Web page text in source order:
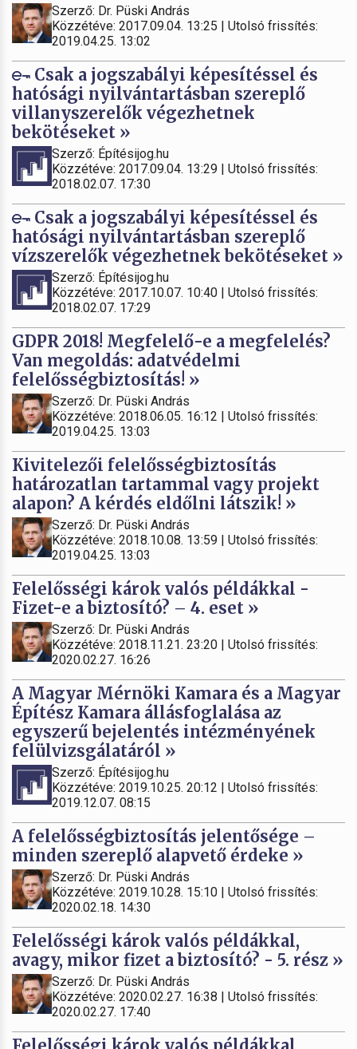
Szerző: Dr. Püski András
Közzétéve: 2017.09.04. 13:25 | Utolsó frissítés:
2019.04.25. 13:02
Csak a jogszabályi képesítéssel és
hatósági nyilvántartásban szereplő
villanyszerelők végezhetnek
bekötéseket »
Szerző: Építésijog.hu
Közzétéve: 2017.09.04. 13:29 | Utolsó frissítés:
2018.02.07. 17:30
Csak a jogszabályi képesítéssel és
hatósági nyilvántartásban szereplő
vízszerelők végezhetnek bekötéseket »
Szerző: Építésijog.hu
Közzétéve: 2017.10.07. 10:40 | Utolsó frissítés:
2018.02.07. 17:29
GDPR 2018! Megfelelő-e a megfelelés?
Van megoldás: adatvédelmi
felelősségbiztosítás! »
Szerző: Dr. Püski András
Közzétéve: 2018.06.05. 16:12 | Utolsó frissítés:
2019.04.25. 13:03
Kivitelezői felelősségbiztosítás
határozatlan tartammal vagy projekt
alapon? A kérdés eldőlni látszik! »
Szerző: Dr. Püski András
Közzétéve: 2018.10.08. 13:59 | Utolsó frissítés:
2019.04.25. 13:03
Felelősségi károk valós példákkal -
Fizet-e a biztosító? – 4. eset »
Szerző: Dr. Püski András
Közzétéve: 2018.11.21. 23:20 | Utolsó frissítés:
2020.02.27. 16:26
A Magyar Mérnöki Kamara és a Magyar
Építész Kamara állásfoglalása az
egyszerű bejelentés intézményének
felülvizsgálatáról »
Szerző: Építésijog.hu
Közzétéve: 2019.10.25. 20:12 | Utolsó frissítés:
2019.12.07. 08:15
A felelősségbiztosítás jelentősége –
minden szereplő alapvető érdeke »
Szerző: Dr. Püski András
Közzétéve: 2019.10.28. 15:10 | Utolsó frissítés:
2020.02.18. 14:30
Felelősségi károk valós példákkal,
avagy, mikor fizet a biztosító? - 5. rész »
Szerző: Dr. Püski András
Közzétéve: 2020.02.27. 16:38 | Utolsó frissítés:
2020.02.27. 17:40